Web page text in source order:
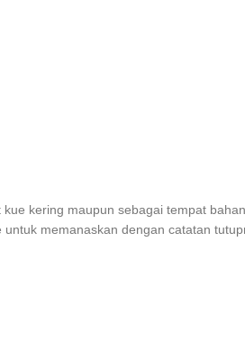
kering maupun sebagai tempat
memanaskan dengan catatan